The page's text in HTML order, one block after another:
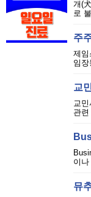
개(
로
주
제임
임
교
교
관
이
뮤